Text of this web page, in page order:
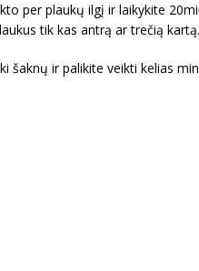
per plaukų ilgį ir laikykite
tik kas antrą ar trečią kartą.
šaknų ir palikite veikti kelias